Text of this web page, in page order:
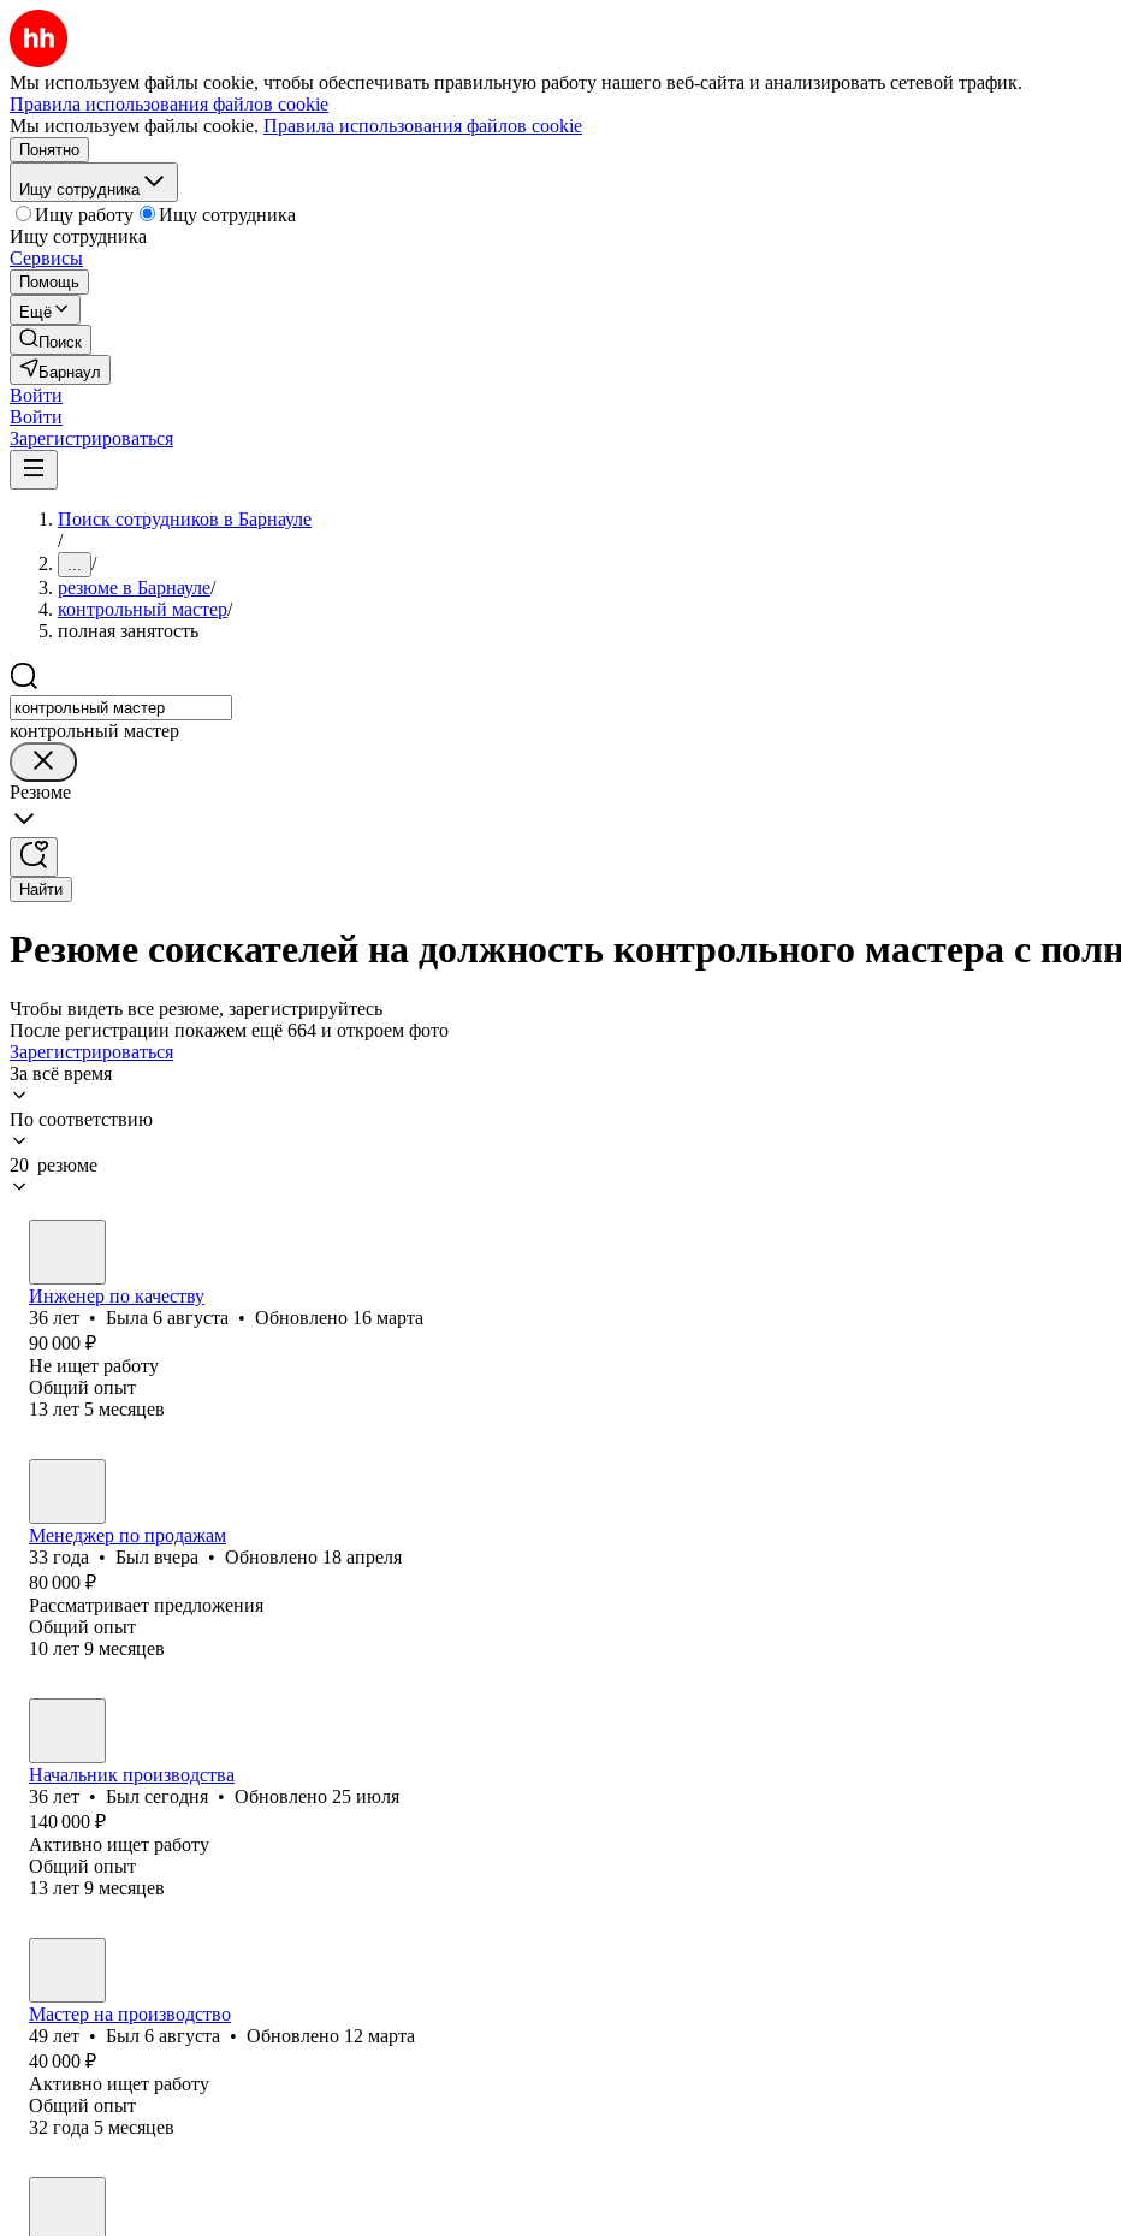
Мы используем файлы cookie, чтобы обеспечивать правильную работу нашего веб-сайта и анализировать сетевой трафик.
Правила использования файлов cookie
Мы используем файлы cookie. Правила использования файлов cookie
Понятно
Ищу сотрудника
Ищу работу
Ищу сотрудника
Ищу сотрудника
Сервисы
Помощь
Ещё
Поиск
Барнаул
Войти
Войти
Зарегистрироваться
Поиск сотрудников в Барнауле
/
... /
резюме в Барнауле/
контрольный мастер/
полная занятость
контрольный мастер
Резюме
Найти
Резюме соискателей на должность контрольного мастера с
Чтобы видеть все резюме, зарегистрируйтесь
После регистрации покажем ещё 664 и откроем фото
Зарегистрироваться
За всё время
По соответствию
20 резюме
Инженер по качеству
36 лет • Была 6 августа • Обновлено 16 марта
90 000 ₽
Не ищет работу
Общий опыт
13 лет 5 месяцев
Менеджер по продажам
33 года • Был вчера • Обновлено 18 апреля
80 000 ₽
Рассматривает предложения
Общий опыт
10 лет 9 месяцев
Начальник производства
36 лет • Был сегодня • Обновлено 25 июля
140 000 ₽
Активно ищет работу
Общий опыт
13 лет 9 месяцев
Мастер на производство
49 лет • Был 6 августа • Обновлено 12 марта
40 000 ₽
Активно ищет работу
Общий опыт
32 года 5 месяцев